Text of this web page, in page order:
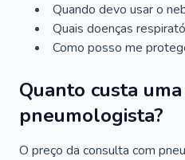
Quando devo usar o
Quais doenças
Como posso me
Quanto custa
pneumologista?
O preço da consulta com